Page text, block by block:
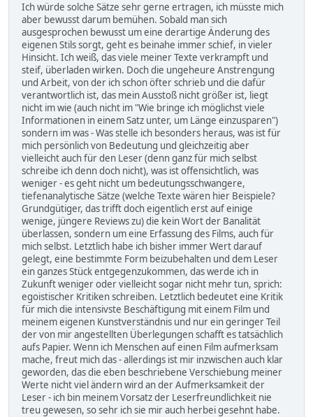
Ich würde solche Sätze sehr gerne ertragen, ich müsste mich
aber bewusst darum bemühen. Sobald man sich
ausgesprochen bewusst um eine derartige Änderung des
eigenen Stils sorgt, geht es beinahe immer schief, in vieler
Hinsicht. Ich weiß, das viele meiner Texte verkrampft und
steif, überladen wirken. Doch die ungeheure Anstrengung
und Arbeit, von der ich schon öfter schrieb und die dafür
verantwortlich ist, das mein Ausstoß nicht größer ist, liegt
nicht im wie (auch nicht im "Wie bringe ich möglichst viele
Informationen in einem Satz unter, um Länge einzusparen")
sondern im was - Was stelle ich besonders heraus, was ist für
mich persönlich von Bedeutung und gleichzeitig aber
vielleicht auch für den Leser (denn ganz für mich selbst
schreibe ich denn doch nicht), was ist offensichtlich, was
weniger - es geht nicht um bedeutungsschwangere,
tiefenanalytische Sätze (welche Texte wären hier Beispiele?
Grundgütiger, das trifft doch eigentlich erst auf einige
wenige, jüngere Reviews zu) die kein Wort der Banalität
überlassen, sondern um eine Erfassung des Films, auch für
mich selbst. Letztlich habe ich bisher immer Wert darauf
gelegt, eine bestimmte Form beizubehalten und dem Leser
ein ganzes Stück entgegenzukommen, das werde ich in
Zukunft weniger oder vielleicht sogar nicht mehr tun, sprich:
egoistischer Kritiken schreiben. Letztlich bedeutet eine Kritik
für mich die intensivste Beschäftigung mit einem Film und
meinem eigenen Kunstverständnis und nur ein geringer Teil
der von mir angestellten Überlegungen schafft es tatsächlich
aufs Papier. Wenn ich Menschen auf einen Film aufmerksam
mache, freut mich das - allerdings ist mir inzwischen auch klar
geworden, das die eben beschriebene Verschiebung meiner
Werte nicht viel ändern wird an der Aufmerksamkeit der
Leser - ich bin meinem Vorsatz der Leserfreundlichkeit nie
treu gewesen, so sehr ich sie mir auch herbei gesehnt habe.